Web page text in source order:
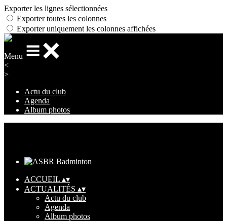
Exporter les lignes sélectionnées
Exporter toutes les colonnes
Exporter uniquement les colonnes affichées
Menu
<
>
Actu du club
Agenda
Album photos
ACCUEIL ▴▾
ACTUALITÉS ▴▾
Actu du club
Agenda
Album photos